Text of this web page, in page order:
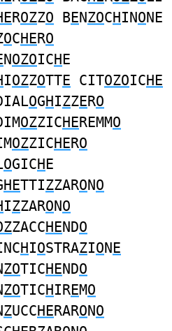
ROZZO BENZOCHINONE
OCHERO
NOZOICHE
IOZZOTTE CITOZOICHE
OGHIZZERO
OZZICHEREMMO
OZZICHERO
OGICHE
HETTIZZARONO
IZZARONO
ZACCHENDO
HIOSTRAZIONE
ZOTICHENDO
ZOTICHIREMO
ZUCCHERARONO